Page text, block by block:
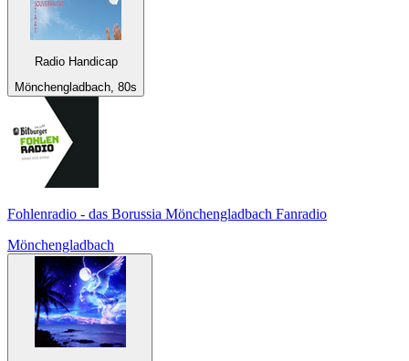
Radio Handicap
Mönchengladbach, 80s
Fohlenradio - das Borussia Mönchengladbach Fanradio
Mönchengladbach